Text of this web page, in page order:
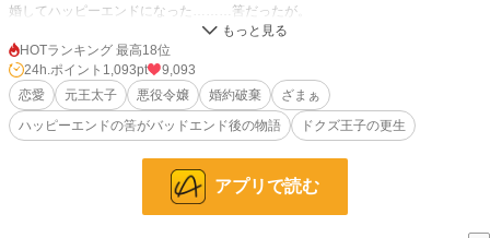
婚してハッピーエンドになった………筈だったが。
数年後。
第二王子が不倫して逃げた。
国中を探しても第二王子は見つける事が出来ず、昔廃嫡された第一王子を再び
王族に戻し王太子として迎えると声が上がる。
そして公爵令嬢だった彼女は王太子が居ない王太子妃として元王太子を迎えに
HOTランキング 最高18位
24h.ポイント 1,093pt
9,093
恋愛
元王太子 悪役令嬢 婚約破棄
ざまぁ
ハッピーエンドの筈がバッドエンド後の物語
ドクズ王子の更生
アプリで読む